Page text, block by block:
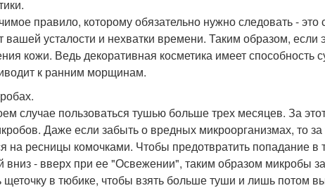
правило, которому обязательно нужно следовать -
вашей усталости и нехватки времени. Таким образом, если
кожи. Ведь декоративная косметика имеет способность
к ранним морщинам.
случае пользоваться тушью больше трех месяцев. За
Даже если забыть о вредных микроорганизмах, то
на ресницы комочками. Чтобы предотвратить попадание в
вниз - вверх при ее "Освежении", таким образом микробы
щеточку в тюбике, чтобы взять больше туши и лишь потом